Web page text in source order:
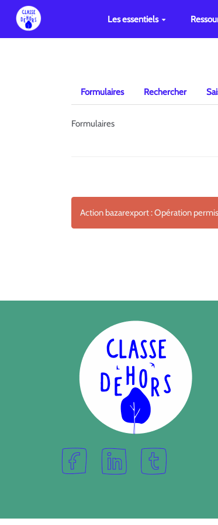
Les essentiels
Formulaires Rechercher
Formulaires
Action bazarexport : Opération